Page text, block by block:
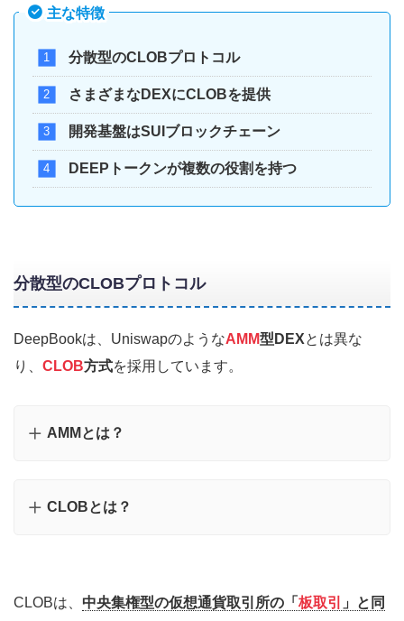
主な特徴
分散型のCLOBプロトコル
さまざまなDEXにCLOBを提供
開発基盤はSUIブロックチェーン
DEEPトークンが複数の役割を持つ
分散型のCLOBプロトコル
DeepBookは、UniswapのようなAMM型DEXとは異な
り、 CLOB方式を採用しています。
AMMとは？
CLOBとは？
CLOBは、 中央集権型の仮想通貨取引所の「 板取引
」と同